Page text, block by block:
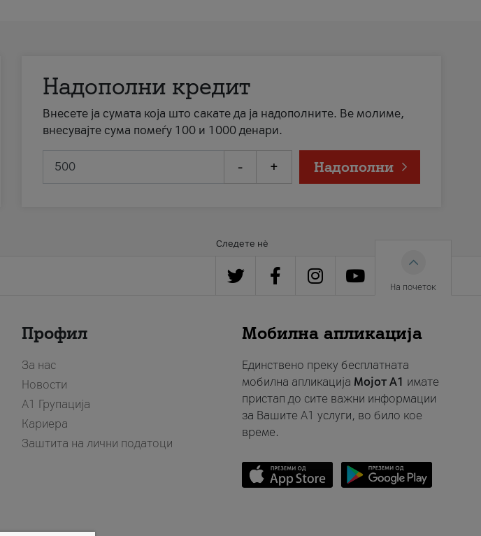
Надополни кредит
Внесете ја сумата која што сакате да ја надополните. Ве молиме,
внесувајте сума помеѓу 100 и 1000 денари.
- + Надополни
Следете нè
На почеток
Профил
За нас
Новости
А1 Групација
Кариера
Заштита на лични податоци
Мобилна апликација
Единствено преку бесплатната
мобилна апликација Мојот A1 имате
пристап до сите важни информации
за Вашите A1 услуги, во било кое
време.